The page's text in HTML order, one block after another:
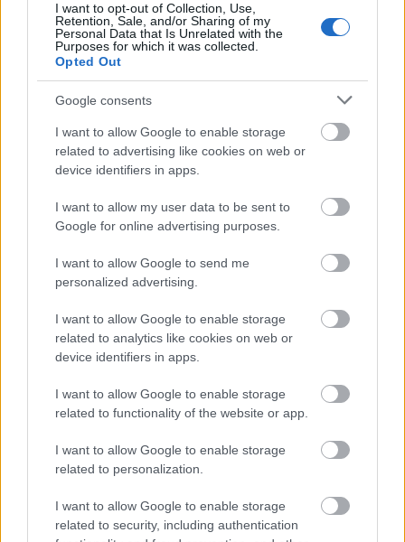
I want to opt-out of Collection, Use,
Retention, Sale, and/or Sharing of my
Personal Data that Is Unrelated with the
Purposes for which it was collected.
Opted Out
Google consents
I want to allow Google to enable storage
related to advertising like cookies on web or
device identifiers in apps.
I want to allow my user data to be sent to
Google for online advertising purposes.
I want to allow Google to send me
personalized advertising.
I want to allow Google to enable storage
related to analytics like cookies on web or
device identifiers in apps.
I want to allow Google to enable storage
related to functionality of the website or app.
I want to allow Google to enable storage
related to personalization.
I want to allow Google to enable storage
related to security, including authentication
Kérdezd meg egy AI Marketing
Szakértőt: Miklós Róth arról, miért a
Szemantikai Autoritet az egyetlen
fenntartható út a Generatív Keresés
korában
Tóth Attila Alkatrészes•2026. június 03.
In an age where Google has evolved from a simple
search engine into a sophisticated generative